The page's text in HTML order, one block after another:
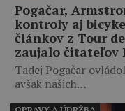
Pogačar,
kontroly aj
článkov z Tour
zaujalo čitateľov
Tadej Pogačar
avšak našich…